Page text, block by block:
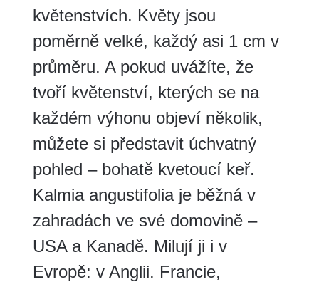
květenstvích. Květy jsou
poměrně velké, každý asi 1 cm v
průměru. A pokud uvážíte, že
tvoří květenství, kterých se na
každém výhonu objeví několik,
můžete si představit úchvatný
pohled – bohatě kvetoucí keř.
Kalmia angustifolia je běžná v
zahradách ve své domovině –
USA a Kanadě. Milují ji i v
Evropě: v Anglii. Francie,